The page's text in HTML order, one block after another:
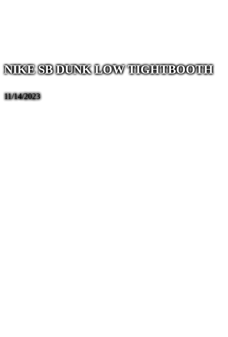
NIKE SB DUNK LOW TIGHTBOOTH
11/14/2023